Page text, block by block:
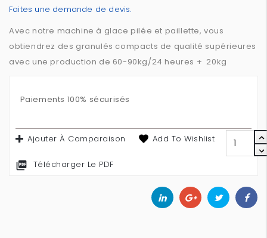
Faites une demande de devis.
Avec notre machine à glace pilée et paillette, vous
obtiendrez des granulés compacts de qualité supérieures
avec une production de 60-90kg/24 heures + 20kg
Paiements 100% sécurisés
Ajouter À Comparaison Add To Wishlist
 Télécharger Le PDF